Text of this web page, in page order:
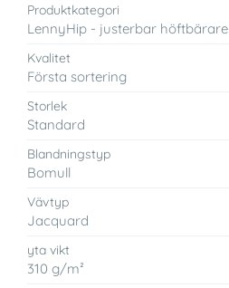
Produktkategori
LennyHip - justerbar höftbärare
Kvalitet
Första sortering
Storlek
Standard
Blandningstyp
Bomull
Vävtyp
Jacquard
yta vikt
310 g/m²